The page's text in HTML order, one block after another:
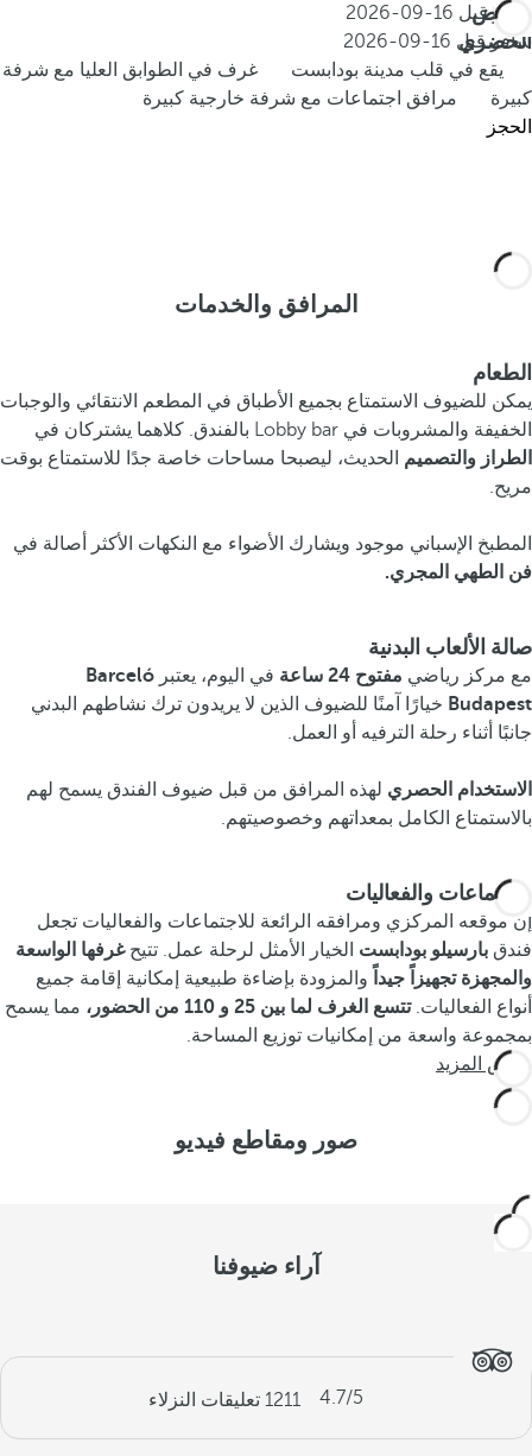
العرض
الحضري
احجز قبل 16-09-2026
سافر قبل 16-09-2026
يقع في قلب مدينة بودابست
غرف في الطوابق العليا مع شرفة
كبيرة
مرافق اجتماعات مع شرفة خارجية كبيرة
الحجز
المرافق والخدمات
الطعام
يمكن للضيوف الاستمتاع بجميع الأطباق في المطعم الانتقائي والوجبات
الخفيفة والمشروبات في Lobby bar بالفندق. كلاهما يشتركان في
الطراز والتصميم الحديث، ليصبحا مساحات خاصة جدًا للاستمتاع بوقت
مريح.
المطبخ الإسباني موجود ويشارك الأضواء مع النكهات الأكثر أصالة في
فن الطهي المجري.
صالة الألعاب البدنية
مع مركز رياضي مفتوح 24 ساعة في اليوم، يعتبر Barceló
Budapest خيارًا آمنًا للضيوف الذين لا يريدون ترك نشاطهم البدني
جانبًا أثناء رحلة الترفيه أو العمل.
الاستخدام الحصري لهذه المرافق من قبل ضيوف الفندق يسمح لهم
بالاستمتاع الكامل بمعداتهم وخصوصيتهم.
الاجتماعات والفعاليات
إن موقعه المركزي ومرافقه الرائعة للاجتماعات والفعاليات تجعل
فندق بارسيلو بودابست الخيار الأمثل لرحلة عمل. تتيحغرفها الواسعة
والمجهزة تجهيزاً جيداً والمزودة بإضاءة طبيعية إمكانية إقامة جميع
أنواع الفعاليات.تتسع الغرف لما بين 25 و 110 من الحضور،
مما يسمح
بمجموعة واسعة من إمكانيات توزيع المساحة.
عرض المزيد
صور ومقاطع فيديو
آراء ضيوفنا
4.7/5
1211 تعليقات النزلاء